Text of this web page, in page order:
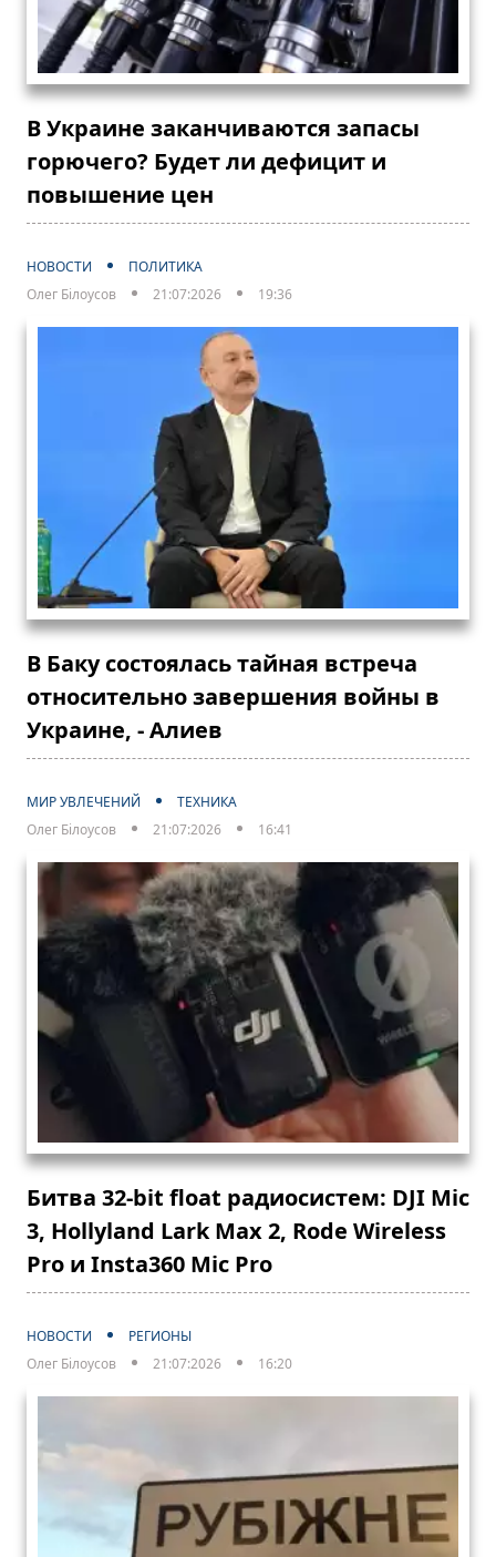
В Украине заканчиваются запасы
горючего? Будет ли дефицит и
повышение цен
НОВОСТИ
ПОЛИТИКА
Олег Білоусов
21:07:2026 19:36
В Баку состоялась тайная встреча
относительно завершения войны в
Украине, - Алиев
МИР УВЛЕЧЕНИЙ
ТЕХНИКА
Олег Білоусов
21:07:2026 16:41
Битва 32-bit float радиосистем: DJI Mic
3, Hollyland Lark Max 2, Rode Wireless
Pro и Insta360 Mic Pro
НОВОСТИ
РЕГИОНЫ
Олег Білоусов
21:07:2026 16:20